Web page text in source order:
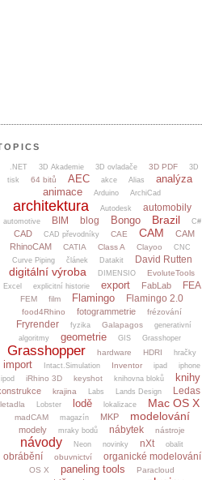
.NET 3D Akademie 3D ovladače 3D PDF
3D
tisk
64 bitů AEC akce Alias
analýza
animace
Arduino ArchiCad
architektura Autodesk automobily
automotive BIM blog Bongo Brazil C#
CAD CAD převodníky CAE CAM
CAM
RhinoCAM
CATIA Class A Clayoo
CNC
Curve Piping
článek Datakit David Rutten
digitální výroba DIMENSIO EvoluteTools
Excel explicitní historie export FabLab FEA
FEM film Flamingo Flamingo 2.0
food4Rhino fotogrammetrie frézování
Fryrender fyzika Galapagos
generativní
algoritmy
geometrie GIS Grasshoper
Grasshopper hardware HDRI hračky
import Intact.Simulation Inventor ipad
iphone
ipod
iRhino 3D keyshot knihovna bloků knihy
krajina Labs Lands Design Ledas
letadla Lobster lodě lokalizace Mac OS X
madCAM magazín MKP modelování
modely mraky bodů nábytek nástroje
návody Neon novinky nXt obalit
obrábění obuvnictví organické modelování
OS X paneling tools Paracloud